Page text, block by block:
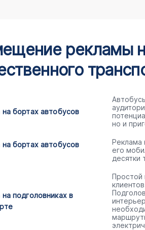
рекламы
на бортах автобусов
но и
на бортах автобусов
Реклама
его
десятки
подголовниках в
Простой